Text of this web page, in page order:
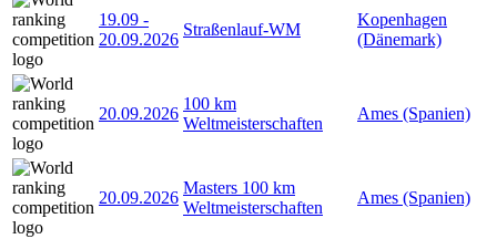
19.09 -
20.09.2026
Straßenlauf-WM
Kopenhagen
(Dänemark)
20.09.2026
100 km
Weltmeisterschaften
Ames (Spanien)
20.09.2026
Masters 100 km
Weltmeisterschaften
Ames (Spanien)